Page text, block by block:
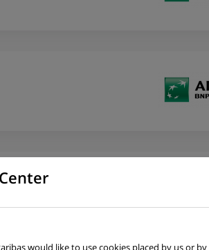
would like to use cookies placed by us or by